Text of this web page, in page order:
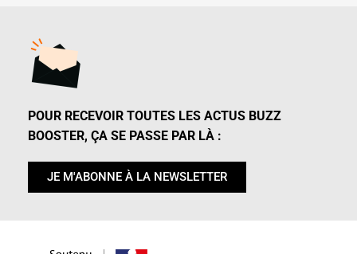
POUR RECEVOIR TOUTES LES ACTUS BUZZ
BOOSTER, ÇA SE PASSE PAR LÀ :
JE M'ABONNE À LA NEWSLETTER